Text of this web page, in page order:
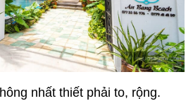
nhất thiết phải to, rộng.